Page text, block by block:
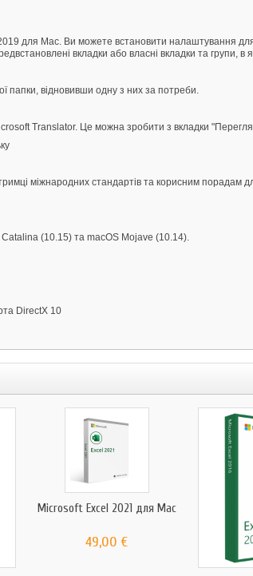
для Mac. Ви можете встановити налаштування
вкладки або власні вкладки та групи, в
папки, відновивши одну з них за потреби.
Translator. Це можна зробити з вкладки
міжнародних стандартів та корисним порадам
(10.15) та macOS Mojave (10.14).
DirectX 10
Microsoft Excel 2021 для Mac
49,00 €